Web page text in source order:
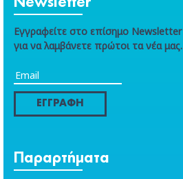
Newsletter
Εγγραφείτε στο επίσημο Newsletter
για να λαμβάνετε πρώτοι τα νέα μας.
ΕΓΓΡΑΦΗ
Παραρτήματα